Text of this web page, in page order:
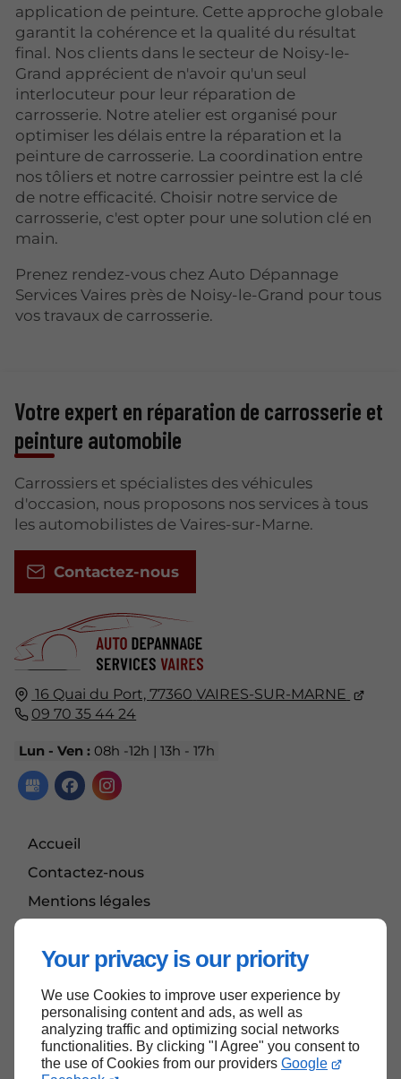
Your privacy is our priority
We use Cookies to improve user experience by
personalising content and ads, as well as
analyzing traffic and optimizing social networks
functionalities. By clicking "I Agree" you consent to
the use of Cookies from our providers Google
application de peinture. Cette approche globale
garantit la cohérence et la qualité du résultat
final. Nos clients dans le secteur de Noisy-le-
Grand apprécient de n'avoir qu'un seul
interlocuteur pour leur réparation de
carrosserie. Notre atelier est organisé pour
optimiser les délais entre la réparation et la
peinture de carrosserie. La coordination entre
nos tôliers et notre carrossier peintre est la clé
de notre efficacité. Choisir notre service de
carrosserie, c'est opter pour une solution clé en
main.
Prenez rendez-vous chez Auto Dépannage
Services Vaires près de Noisy-le-Grand pour tous
vos travaux de carrosserie.
16 Quai du Port,77360 VAIRES-SUR-MARNE
09 70 35 44 24
Lun - Ven : 08h -12h | 13h - 17h
Accueil
Contactez-nous
Mentions légales
Votre expert en réparation de carrosserie et
peinture automobile
Carrossiers et spécialistes des véhicules
d'occasion, nous proposons nos services à tous
les automobilistes de Vaires-sur-Marne.
Contactez-nous
Haut de page